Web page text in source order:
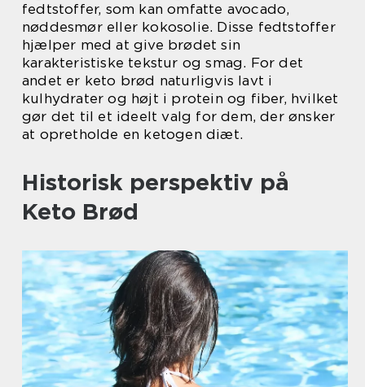
fedtstoffer, som kan omfatte avocado,
nøddesmør eller kokosolie. Disse fedtstoffer
hjælper med at give brødet sin
karakteristiske tekstur og smag. For det
andet er keto brød naturligvis lavt i
kulhydrater og højt i protein og fiber, hvilket
gør det til et ideelt valg for dem, der ønsker
at opretholde en ketogen diæt.
Historisk perspektiv på
Keto Brød